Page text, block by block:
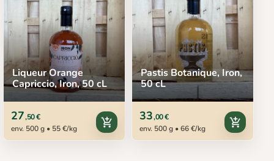
Liqueur Orange
Capriccio, Iron, 50 cL
27,50 €
env. 500 g • 55 €/kg
add_shopping_cart
Pastis Botanique, Iron,
50 cL
33,00 €
env. 500 g • 66 €/kg
add_shopping_cart